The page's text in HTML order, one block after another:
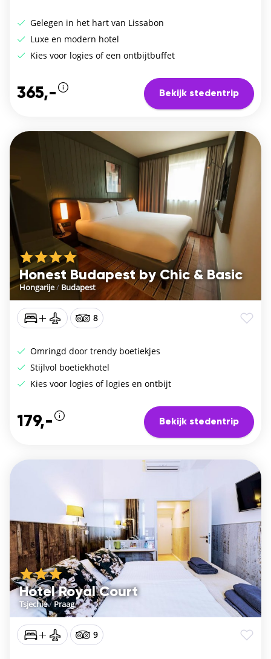
Gelegen in het hart van Lissabon
Luxe en modern hotel
Kies voor logies of een ontbijtbuffet
365,- Bekijk stedentrip
Honest Budapest by Chic & Basic
Hongarije/ Budapest
8
Omringd door trendy boetiekjes
Stijlvol boetiekhotel
Kies voor logies of logies en ontbijt
179,- Bekijk stedentrip
Hotel Royal Court
Tsjechie/Praag
9